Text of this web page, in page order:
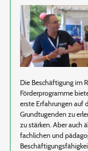
Die Beschäftigung im
Förderprogramme
erste Erfahrungen auf
Grundtugenden zu
zu stärken. Aber auch
fachlichen und